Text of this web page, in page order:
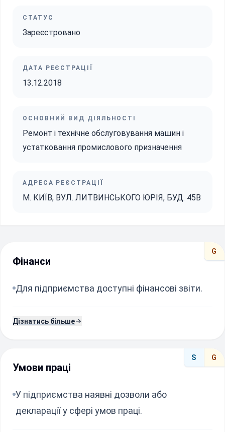
СТАТУС
Зареєстровано
ДАТА РЕЄСТРАЦІЇ
13.12.2018
ОСНОВНИЙ ВИД ДІЯЛЬНОСТІ
Ремонт і технічне обслуговування машин і
устатковання промислового призначення
АДРЕСА РЕЄСТРАЦІЇ
М. КИЇВ, ВУЛ. ЛИТВИНСЬКОГО ЮРІЯ, БУД. 45В
G
Фінанси
Для підприємства доступні фінансові звіти.
Дізнатись більше
S G
Умови праці
У підприємства наявні дозволи або
декларації у сфері умов праці.